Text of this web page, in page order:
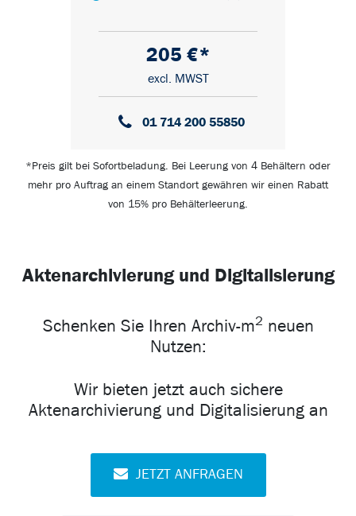
205 €*
excl. MWST
01 714 200 55850
*Preis gilt bei Sofortbeladung. Bei Leerung von 4 Behältern oder
mehr pro Auftrag an einem Standort gewähren wir einen Rabatt
von 15% pro Behälterleerung.
Aktenarchivierung und Digitalisierung
Schenken Sie Ihren Archiv-m2 neuen
Nutzen:
Wir bieten jetzt auch sichere
Aktenarchivierung und Digitalisierung an
JETZT ANFRAGEN